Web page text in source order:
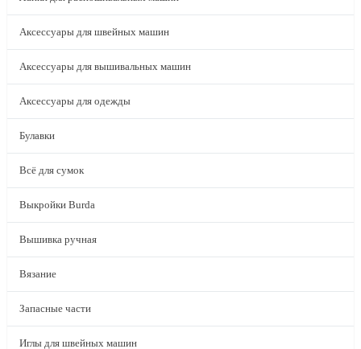
Аксессуары для швейных машин
Аксессуары для вышивальных машин
Аксессуары для одежды
Булавки
Всё для сумок
Выкройки Burda
Вышивка ручная
Вязание
Запасные части
Иглы для швейных машин